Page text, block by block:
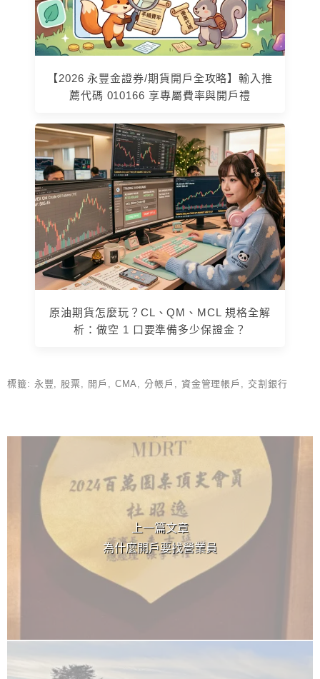
【2026 永豐金證券/期貨開戶全攻略】輸入推
薦代碼 010166 享專屬費率與開戶禮
原油期貨怎麼玩？CL、QM、MCL 規格全解
析：做空 1 口要準備多少保證金？
標籤: 永豐, 股票, 開戶 , CMA,分帳戶 , 資金管理帳戶 , 交割銀行
上 / 下一篇文章
上一篇文章
為什麼開戶要找營業員